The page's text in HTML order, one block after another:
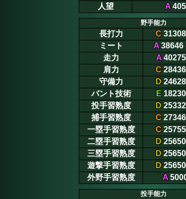
人望
A
野手能力
長打力 C
ミート
A38646
走力
A
肩力
C
守備力
D
バント技術
E
投手習熟度
D
捕手習熟度
C
一塁手習熟度
C
二塁手習熟度
D
三塁手習熟度
D
遊撃手習熟度
D
外野手習熟度
A
投手能力